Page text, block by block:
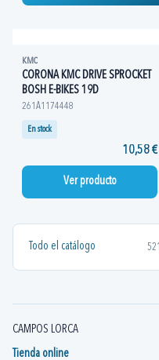
Todo el catálogo
KMC
CORONA KMC DRIVE SPROCKET
BOSH E-BIKES 19D
261A1174448
En stock
10,58 €
Ver producto
CAMPOS LORCA
Tienda online